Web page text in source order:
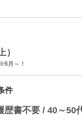
）
月～！
件
歴書不要 / 40～50